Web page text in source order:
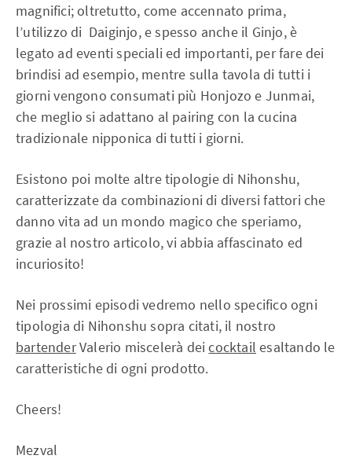
magnifici; oltretutto, come accennato prima,
l’utilizzo di Daiginjo, e spesso anche il Ginjo, è
legato ad eventi speciali ed importanti, per fare dei
brindisi ad esempio, mentre sulla tavola di tutti i
giorni vengono consumati più Honjozo e Junmai,
che meglio si adattano al pairing con la cucina
tradizionale nipponica di tutti i giorni.
Esistono poi molte altre tipologie di Nihonshu,
caratterizzate da combinazioni di diversi fattori che
danno vita ad un mondo magico che speriamo,
grazie al nostro articolo, vi abbia affascinato ed
incuriosito!
Nei prossimi episodi vedremo nello specifico ogni
tipologia di Nihonshu sopra citati, il nostro
bartenderValerio miscelerà deicocktail esaltando le
caratteristiche di ogni prodotto.
Cheers!
Mezval